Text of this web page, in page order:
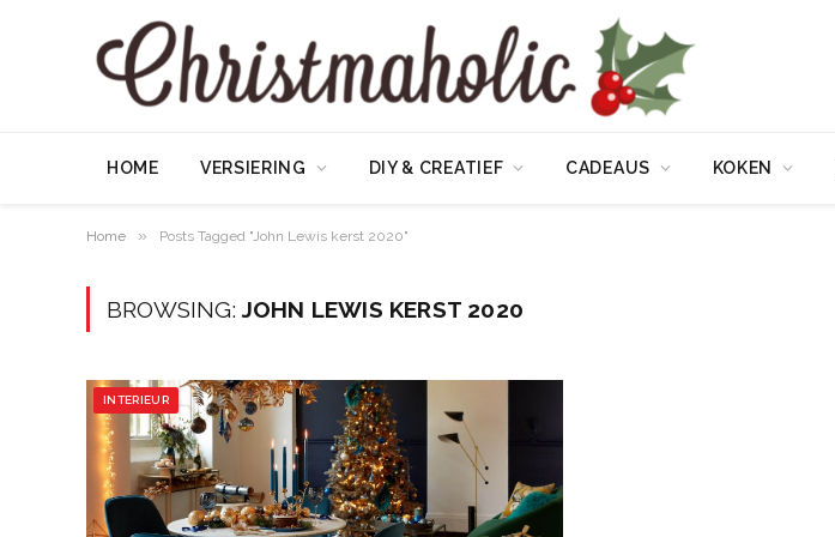
HOME VERSIERING DIY & CREATIEF CADEAUS KOKEN
Home » Posts Tagged "John Lewis kerst 2020"
BROWSING:JOHN LEWIS KERST 2020
INTERIEUR